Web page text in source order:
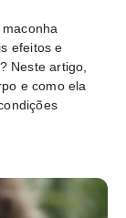
efeitos e
Neste artigo,
e como ela